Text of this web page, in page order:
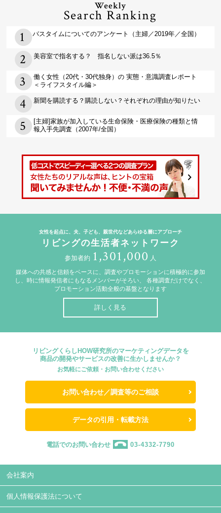
Weekly
Search Ranking
バスタイムについてのアンケート（主婦／2019年／全国）
美容室で指名する？ 指名しない派は36.5％
働く女性（20代・30代独身）の 実態・意識調査レポート
＜ライフスタイル編＞
新聞を購読する？購読しない？それぞれの理由が知りたい
[主婦]家族が加入している生命保険・医療保険の種類と情
報入手先調査（2007年/全国）
女性を起点に、夫、子ども、親世代などあらゆる層にアプローチ
リビングの生活者ネットワーク
参加者約 1,301,000 人
媒体への共感と信頼をベースに、調査やプロモーションに積極的に参加
し、時に情報発信者にもなるメンバーがそろい、
各種調査だけでなく、
プロモーション活動全般の基盤となります
詳しく見る
リビングくらしHOW研究所のマーケティングデータを
商品の開発やサービスの改善に生かしませんか？
お気軽にご依頼・お問い合わせください
お問い合わせ／調査等のご相談
データの引用・転載方法
電話でのお問い合わせ 03-4332-7790
会社案内
個人情報保護法について